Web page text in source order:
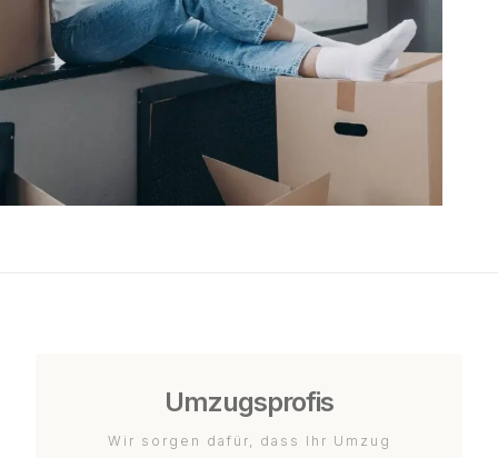
Umzugsprofis
Wir sorgen dafür, dass Ihr Umzug